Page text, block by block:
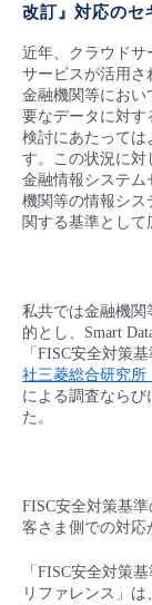
- APIリファ
■ 基本構築ガ
- Flexible
- Flexible
- リモートワ
- ITインフラ
- その他
改訂』対応のセ
近年、クラウドサ
サービスが活用さ
金融機関等におい
要なデータに対す
検討にあたっては
す。この状況に対
金融情報システム
機関等の情報シス
関する基準として
私共では金融機関
的とし、Smart
「FISC安全対策
社三菱総合研究所
による調査ならび
た。
FISC安全対策基
客さま側での対応
「FISC安全対策
リファレンス」